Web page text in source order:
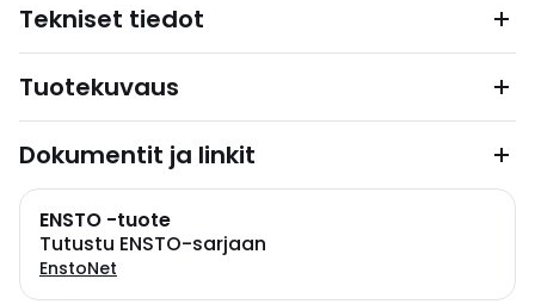
Tekniset tiedot
Tuotekuvaus
Dokumentit ja linkit
ENSTO -tuote
Tutustu ENSTO-sarjaan
EnstoNet